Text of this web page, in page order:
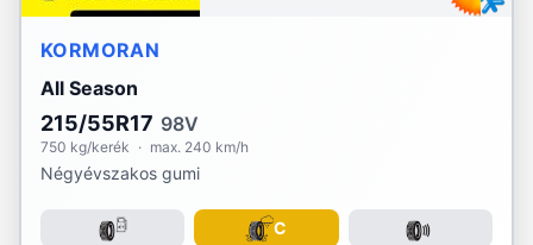
KORMORAN
All Season
215/55R17 98V
750 kg/kerék · max. 240 km/h
Négyévszakos gumi
C